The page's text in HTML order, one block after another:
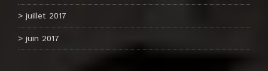
juillet 2017
juin 2017